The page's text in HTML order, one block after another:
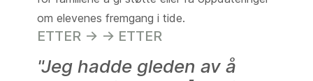
om elevenes fremgang i tide.
ETTER -> -> ETTER
"Jeg hadde gleden av å